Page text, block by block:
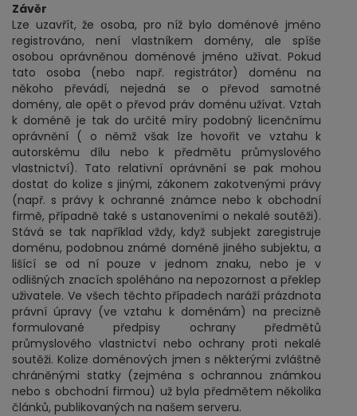
Závěr
Lze uzavřít, že osoba, pro níž bylo doménové jméno
registrováno, není vlastníkem domény, ale spíše
osobou oprávněnou doménové jméno užívat. Pokud
tato osoba (nebo např. registrátor) doménu na
někoho převádí, nejedná se o převod samotné
domény, ale opět o převod práv doménu užívat. Vztah
k doméně je tak do určité míry podobný licenčnímu
oprávnění ( o němž však lze hovořit ve vztahu k
autorskému dílu nebo k předmětu průmyslového
vlastnictví). Tato relativní oprávnění se pak mohou
dostat do kolize s jinými, zákonem zakotvenými právy
(např. s právy k ochranné známce nebo k obchodní
firmě, případně také s ustanoveními o nekalé soutěži).
Stává se tak například vždy, když subjekt zaregistruje
doménu, podobnou známé doméně jiného subjektu, a
lišící se od ní pouze v jednom znaku, nebo je v
odlišných znacích spoléháno na nepozornost a překlep
uživatele. Ve všech těchto případech naráží prázdnota
právní úpravy (ve vztahu k doménám) na precizně
formulované předpisy ochrany předmětů
průmyslového vlastnictví nebo ochrany proti nekalé
soutěži. Kolize doménových jmen s některými zvláštně
chráněnými statky (zejména s ochrannou známkou
nebo s obchodní firmou) už byla předmětem několika
článků, publikovaných na našem serveru.